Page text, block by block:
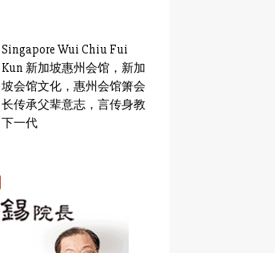
Singapore Wui Chiu Fui
Kun 新加坡惠州会馆，新加
坡会馆文化，惠州会馆箫会
长传承父辈意志，言传身教
下一代